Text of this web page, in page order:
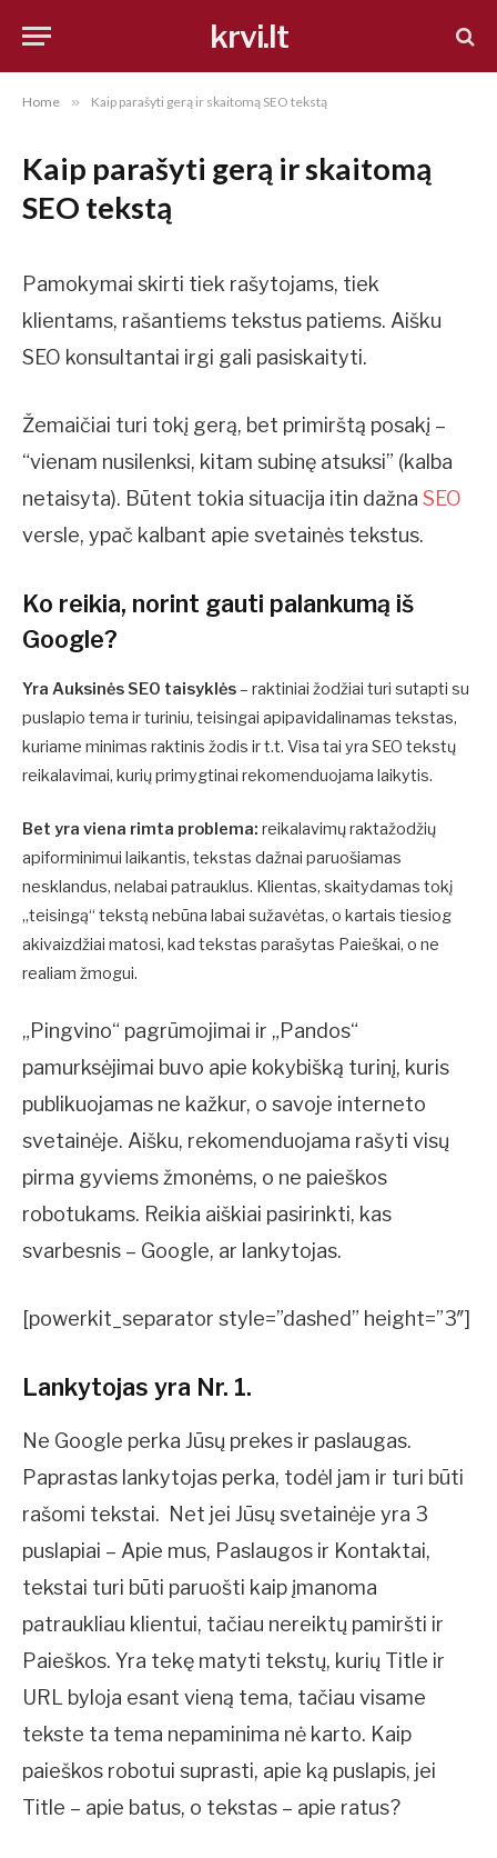
krvi.lt
Home » Kaip parašyti gerą ir skaitomą SEO tekstą
Kaip parašyti gerą ir skaitomą
SEO tekstą
Pamokymai skirti tiek rašytojams, tiek
klientams, rašantiems tekstus patiems. Aišku
SEO konsultantai irgi gali pasiskaityti.
Žemaičiai turi tokį gerą, bet primirštą posakį –
“vienam nusilenksi, kitam subinę atsuksi” (kalba
netaisyta). Būtent tokia situacija itin dažna SEO
versle, ypač kalbant apie svetainės tekstus.
Ko reikia, norint gauti palankumą iš
Google?
Yra Auksinės SEO taisyklės– raktiniai žodžiai turi sutapti su
puslapio tema ir turiniu, teisingai apipavidalinamas tekstas,
kuriame minimas raktinis žodis ir t.t. Visa tai yra SEO tekstų
reikalavimai, kurių primygtinai rekomenduojama laikytis.
Bet yra viena rimta problema: reikalavimų raktažodžių
apiforminimui laikantis, tekstas dažnai paruošiamas
nesklandus, nelabai patrauklus. Klientas, skaitydamas tokį
„teisingą“ tekstą nebūna labai sužavėtas, o kartais tiesiog
akivaizdžiai matosi, kad tekstas parašytas Paieškai, o ne
realiam žmogui.
„Pingvino“ pagrūmojimai ir „Pandos“
pamurksėjimai buvo apie kokybišką turinį, kuris
publikuojamas ne kažkur, o savoje interneto
svetainėje. Aišku, rekomenduojama rašyti visų
pirma gyviems žmonėms, o ne paieškos
robotukams. Reikia aiškiai pasirinkti, kas
svarbesnis – Google, ar lankytojas.
[powerkit_separator style=”dashed” height=”3″]
Lankytojas yra Nr. 1.
Ne Google perka Jūsų prekes ir paslaugas.
Paprastas lankytojas perka, todėl jam ir turi būti
rašomi tekstai. Net jei Jūsų svetainėje yra 3
puslapiai – Apie mus, Paslaugos ir Kontaktai,
tekstai turi būti paruošti kaip įmanoma
patraukliau klientui, tačiau nereiktų pamiršti ir
Paieškos. Yra tekę matyti tekstų, kurių Title ir
URL byloja esant vieną tema, tačiau visame
tekste ta tema nepaminima nė karto. Kaip
paieškos robotui suprasti, apie ką puslapis, jei
Title – apie batus, o tekstas – apie ratus?